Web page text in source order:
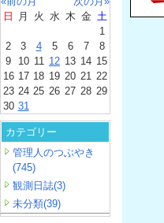
日
月 火 水 木 金 土
1
2
3 4 5 6 7
8
9
10 11 12 13 14 15
16 17 18 19 20 21 22
23 24 25 26 27 28 29
30 31
カテゴリー
管理人のつぶやき
(745)
観測日誌(3)
未分類(39)